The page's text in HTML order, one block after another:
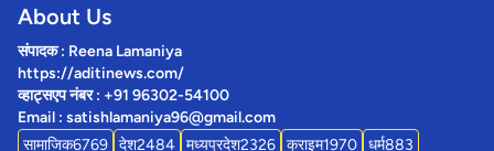
About Us
संपादक : Reena Lamaniya
https://aditinews.com/
व्हाट्सएप नंबर : +91 96302-54100
Email : satishlamaniya96@gmail.com
सामाजिक6769 देश2484 मध्यप्रदेश2326 क्राइम1970 धर्म883